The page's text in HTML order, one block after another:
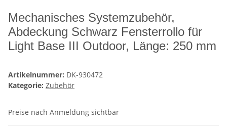
Mechanisches Systemzubehör,
Abdeckung Schwarz Fensterrollo für
Light Base III Outdoor, Länge: 250 mm
Artikelnummer: DK-930472
Kategorie: Zubehör
Preise nach Anmeldung sichtbar